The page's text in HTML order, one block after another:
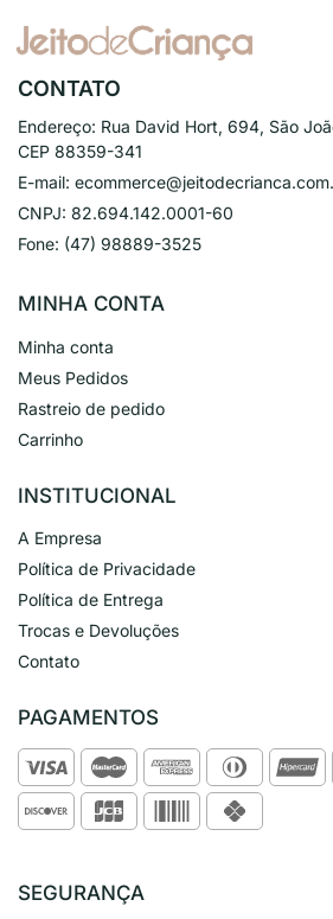
CONTATO
Endereço: Rua David Hort, 694, São
CEP 88359-341
E-mail:
CNPJ: 82.694.142.0001-60
Fone: (47) 98889-3525
MINHA CONTA
Minha conta
Meus Pedidos
Rastreio de pedido
Carrinho
INSTITUCIONAL
A Empresa
Política de Privacidade
Política de Entrega
Trocas e Devoluções
Contato
PAGAMENTOS
SEGURANÇA